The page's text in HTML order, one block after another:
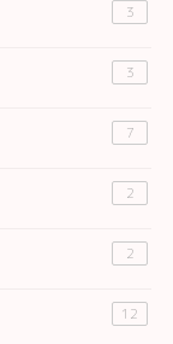
3
3
7
2
2
12